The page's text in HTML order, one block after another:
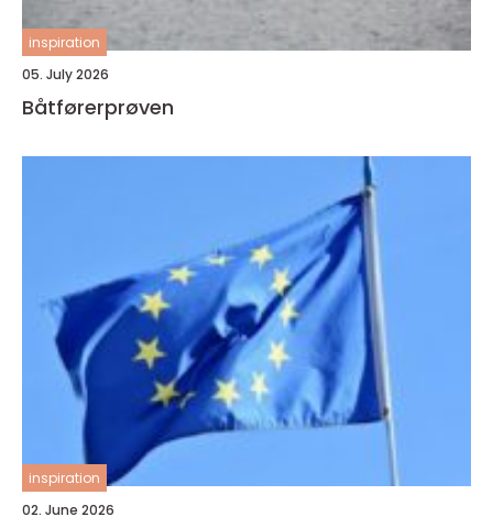
inspiration
05. July 2026
Båtførerprøven
inspiration
02. June 2026